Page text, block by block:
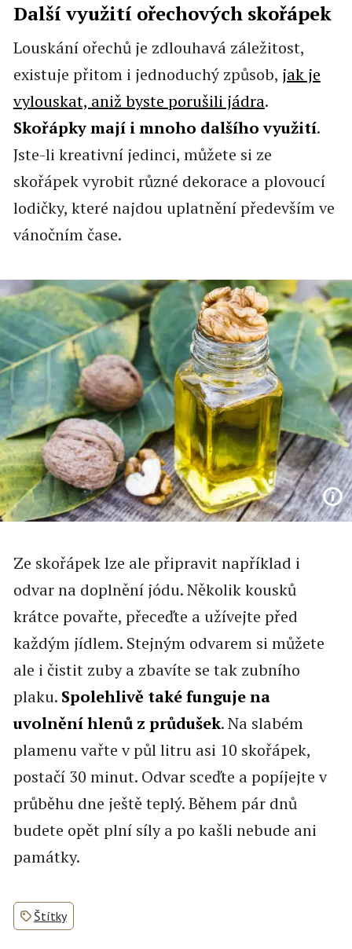
Další využití ořechových skořápek
Louskání ořechů je zdlouhavá záležitost,
existuje přitom i jednoduchý způsob, jak je
vylouskat, aniž byste porušili jádra.
Skořápky mají i mnoho dalšího využití.
Jste-li kreativní jedinci, můžete si ze
skořápek vyrobit různé dekorace a plovoucí
lodičky, které najdou uplatnění především ve
vánočním čase.
Ze skořápek lze ale připravit například i
odvar na doplnění jódu. Několik kousků
krátce povařte, přeceďte a užívejte před
každým jídlem. Stejným odvarem si můžete
ale i čistit zuby a zbavíte se tak zubního
plaku. Spolehlivě také funguje na
uvolnění hlenů z průdušek. Na slabém
plamenu vařte v půl litru asi 10 skořápek,
postačí 30 minut. Odvar sceďte a popíjejte v
průběhu dne ještě teplý. Během pár dnů
budete opět plní síly a po kašli nebude ani
památky.
Štítky